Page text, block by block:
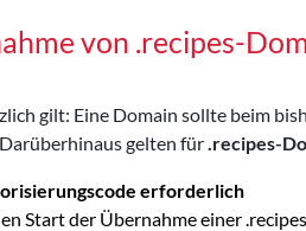
von .recipes-
gilt: Eine Domain sollte beim
gelten für .recipes-
erforderlich
Start der Übernahme einer